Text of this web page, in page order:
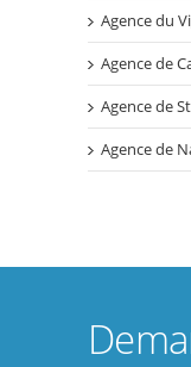
Agence du
Agence de
Agence de
Agence de